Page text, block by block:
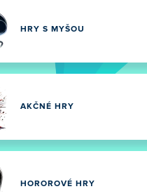
HRY S MYŠOU
AKČNÉ HRY
HOROROVÉ HRY